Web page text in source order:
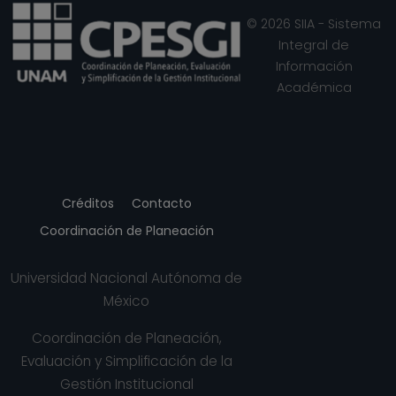
Créditos
Contacto
Coordinación de Planeación
Universidad Nacional Autónoma de
México
Coordinación de Planeación,
Evaluación y Simplificación de la
Gestión Institucional
© 2026 SIIA - Sistema
Integral de
Información
Académica